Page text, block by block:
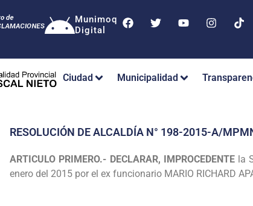
Munimoq
Digital
Ciudad Municipalidad
RESOLUCIÓN DE ALCALDÍA N° 198-2015-A/
ARTICULO PRIMERO.- DECLARAR, IMPROCEDENTE la
enero del 2015 por el ex funcionario MARIO RICHARD